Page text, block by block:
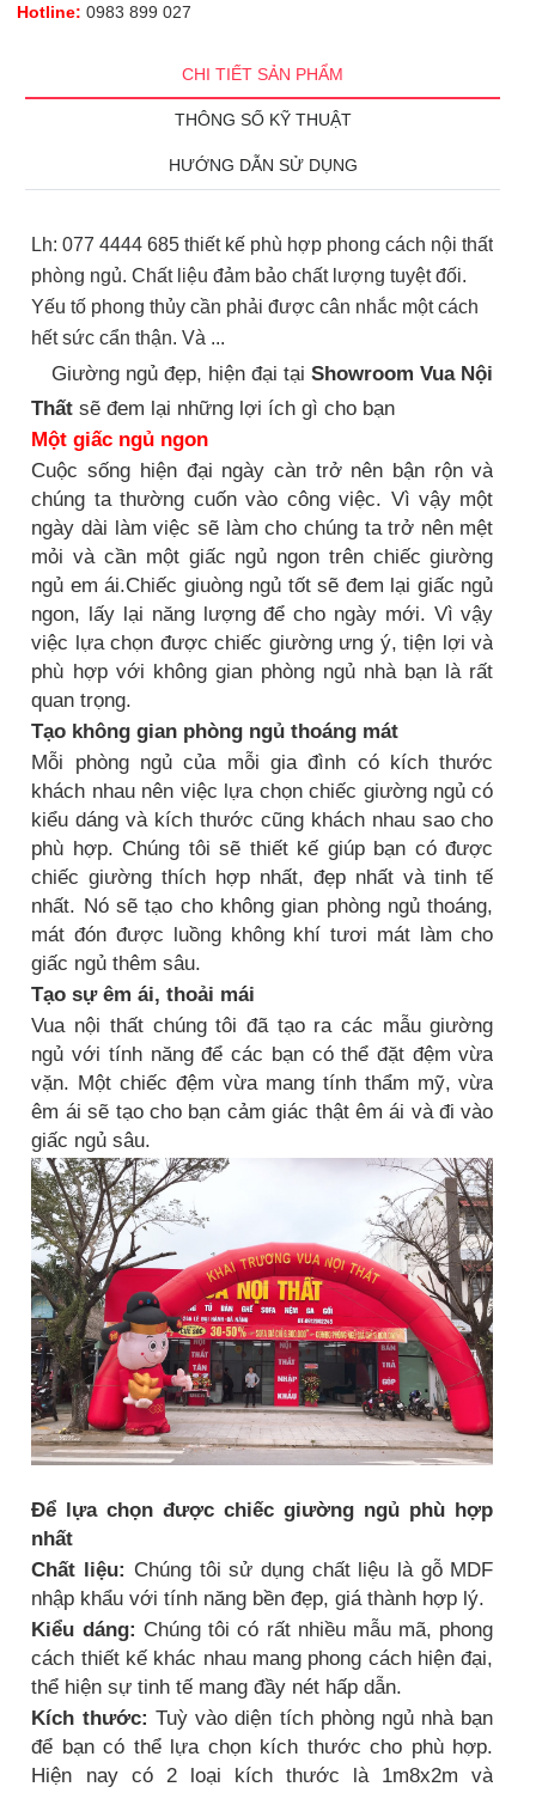
Hotline: 0983 899 027
CHI TIẾT SẢN PHẨM
THÔNG SỐ KỸ THUẬT
HƯỚNG DẪN SỬ DỤNG
Lh: 077 4444 685 thiết kế phù hợp phong cách nội thất
phòng ngủ. Chất liệu đảm bảo chất lượng tuyệt đối.
Yếu tố phong thủy cần phải được cân nhắc một cách
hết sức cẩn thận. Và ...
Giường ngủ đẹp, hiện đại tạiShowroom Vua Nội
Thất sẽ đem lại những lợi ích gì cho bạn
Một giấc ngủ ngon
Cuộc sống hiện đại ngày càn trở nên bận rộn và
chúng ta thường cuốn vào công việc. Vì vậy một
ngày dài làm việc sẽ làm cho chúng ta trở nên mệt
mỏi và cần một giấc ngủ ngon trên chiếc giường
ngủ em ái.Chiếc giuòng ngủ tốt sẽ đem lại giấc ngủ
ngon, lấy lại năng lượng để cho ngày mới. Vì vậy
việc lựa chọn được chiếc giường ưng ý, tiện lợi và
phù hợp với không gian phòng ngủ nhà bạn là rất
quan trọng.
Tạo không gian phòng ngủ thoáng mát
Mỗi phòng ngủ của mỗi gia đình có kích thước
khách nhau nên việc lựa chọn chiếc giường ngủ có
kiểu dáng và kích thước cũng khách nhau sao cho
phù hợp. Chúng tôi sẽ thiết kế giúp bạn có được
chiếc giường thích hợp nhất, đẹp nhất và tinh tế
nhất. Nó sẽ tạo cho không gian phòng ngủ thoáng,
mát đón được luồng không khí tươi mát làm cho
giấc ngủ thêm sâu.
Tạo sự êm ái, thoải mái
Vua nội thất chúng tôi đã tạo ra các mẫu giường
ngủ với tính năng để các bạn có thể đặt đệm vừa
vặn. Một chiếc đệm vừa mang tính thẩm mỹ, vừa
êm ái sẽ tạo cho bạn cảm giác thật êm ái và đi vào
giấc ngủ sâu.
Để lựa chọn được chiếc giường ngủ phù hợp
nhất
Chất liệu: Chúng tôi sử dụng chất liệu là gỗ MDF
nhập khẩu với tính năng bền đẹp, giá thành hợp lý.
Kiểu dáng: Chúng tôi có rất nhiều mẫu mã, phong
cách thiết kế khác nhau mang phong cách hiện đại,
thể hiện sự tinh tế mang đầy nét hấp dẫn.
Kích thước: Tuỳ vào diện tích phòng ngủ nhà bạn
để bạn có thể lựa chọn kích thước cho phù hợp.
Hiện nay có 2 loại kích thước là 1m8x2m và